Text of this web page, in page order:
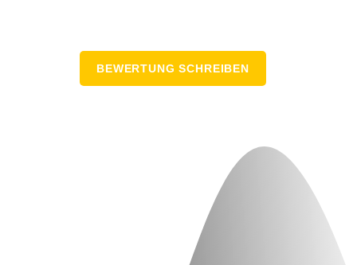
Glück schnell und gut beheben
können. Vielen lieben Dank nochmal
dafür. Nun funktioniert wieder alles
BEWERTUNG SCHREIBEN